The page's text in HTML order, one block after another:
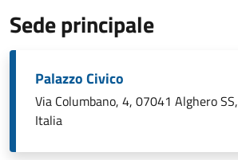
Sede principale
Palazzo Civico
Via Columbano, 4, 07041 Alghero SS,
Italia